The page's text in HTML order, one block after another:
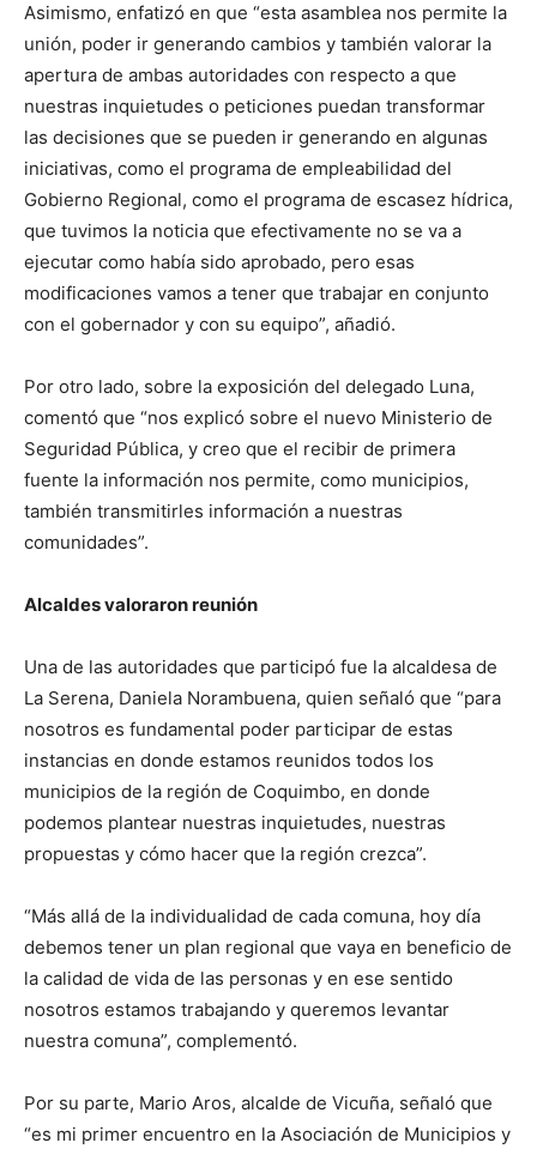
Asimismo, enfatizó en que “esta asamblea nos permite la
unión, poder ir generando cambios y también valorar la
apertura de ambas autoridades con respecto a que
nuestras inquietudes o peticiones puedan transformar
las decisiones que se pueden ir generando en algunas
iniciativas, como el programa de empleabilidad del
Gobierno Regional, como el programa de escasez hídrica,
que tuvimos la noticia que efectivamente no se va a
ejecutar como había sido aprobado, pero esas
modificaciones vamos a tener que trabajar en conjunto
con el gobernador y con su equipo”, añadió.
Por otro lado, sobre la exposición del delegado Luna,
comentó que “nos explicó sobre el nuevo Ministerio de
Seguridad Pública, y creo que el recibir de primera
fuente la información nos permite, como municipios,
también transmitirles información a nuestras
comunidades”.
Alcaldes valoraron reunión
Una de las autoridades que participó fue la alcaldesa de
La Serena, Daniela Norambuena, quien señaló que “para
nosotros es fundamental poder participar de estas
instancias en donde estamos reunidos todos los
municipios de la región de Coquimbo, en donde
podemos plantear nuestras inquietudes, nuestras
propuestas y cómo hacer que la región crezca”.
“Más allá de la individualidad de cada comuna, hoy día
debemos tener un plan regional que vaya en beneficio de
la calidad de vida de las personas y en ese sentido
nosotros estamos trabajando y queremos levantar
nuestra comuna”, complementó.
Por su parte, Mario Aros, alcalde de Vicuña, señaló que
“es mi primer encuentro en la Asociación de Municipios y